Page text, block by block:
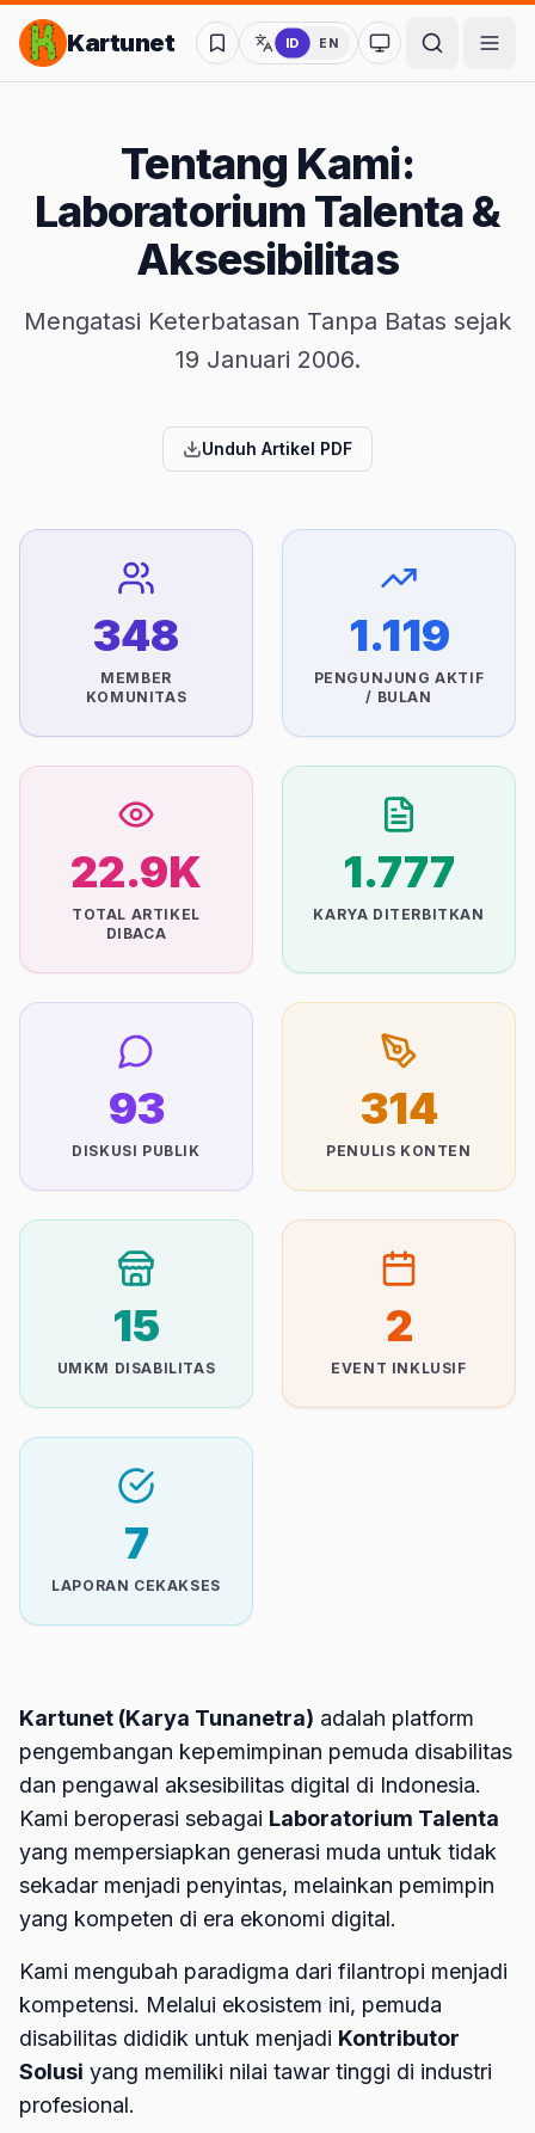
Lompat ke Konten Utama
Kartunet ID EN
Ubah ke mode
Tentang Kami:
Laboratorium Talenta &
Aksesibilitas
Mengatasi Keterbatasan Tanpa Batas sejak
19 Januari 2006.
Unduh Artikel PDF
Impact Metrics
348
MEMBER
KOMUNITAS
1.119
PENGUNJUNG AKTIF
/ BULAN
22.9K
TOTAL ARTIKEL
DIBACA
1.777
KARYA DITERBITKAN
93
DISKUSI PUBLIK
314
PENULIS KONTEN
15
UMKM DISABILITAS
2
EVENT INKLUSIF
7
LAPORAN CEKAKSES
Kartunet (Karya Tunanetra) adalah platform
pengembangan kepemimpinan pemuda disabilitas
dan pengawal aksesibilitas digital di Indonesia.
Kami beroperasi sebagai Laboratorium Talenta
yang mempersiapkan generasi muda untuk tidak
sekadar menjadi penyintas, melainkan pemimpin
yang kompeten di era ekonomi digital.
Kami mengubah paradigma dari filantropi menjadi
kompetensi. Melalui ekosistem ini, pemuda
disabilitas dididik untuk menjadi Kontributor
Solusi yang memiliki nilai tawar tinggi di industri
profesional.